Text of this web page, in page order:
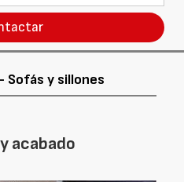
Sofás y sillones
acabado